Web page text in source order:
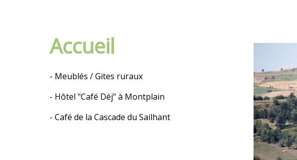
Accueil
- Meublés / Gites ruraux
- Hôtel "Café Déj" à Montplain
- Café de la Cascade du Sailhant